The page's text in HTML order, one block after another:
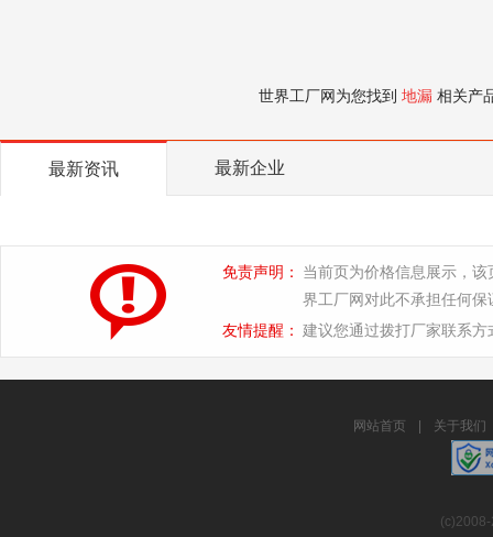
世界工厂网为您找到 地漏 相关产
最新资讯 最新企业
免责声明：
当前页为价格信息展示，
界工厂网对此不承担任何保
友情提醒： 建议您通过拨打厂家联系
网站首页 关于我们